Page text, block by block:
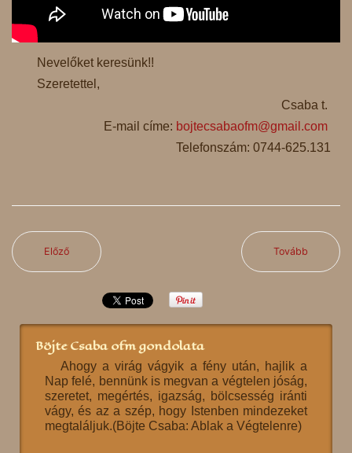
Nevelőket keresünk!!
Szeretettel,
Csaba t.
E-mail címe: bojtecsabaofm@gmail.com
Telefonszám: 0744-625.131
Előző Tovább
Böjte Csaba ofm gondolata
Ahogy a virág vágyik a fény után, hajlik a
Nap felé, bennünk is megvan a végtelen jóság,
szeretet, megértés, igazság, bölcsesség iránti
vágy, és az a szép, hogy Istenben mindezeket
megtaláljuk.(Böjte Csaba: Ablak a Végtelenre)